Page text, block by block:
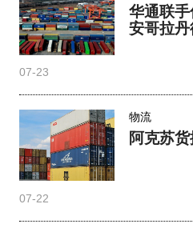
华通联
安哥拉
07-23
物流
阿克苏
07-22